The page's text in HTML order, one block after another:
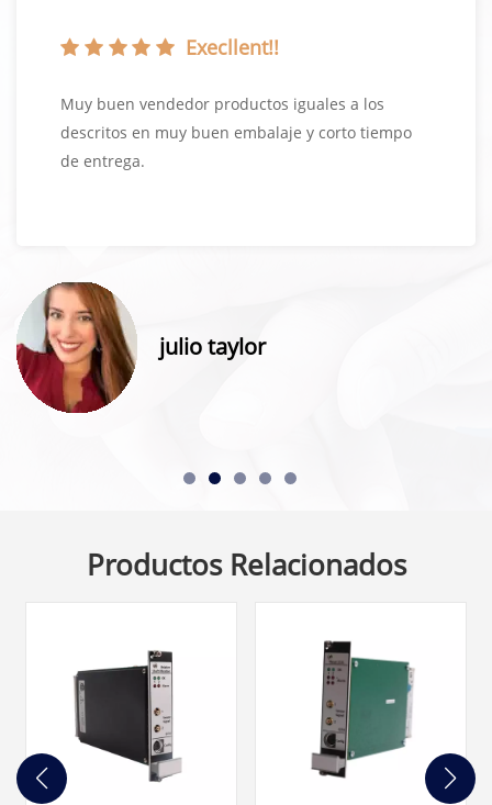
Execllent!!
Muy buen vendedor productos iguales a los
descritos en muy buen embalaje y corto tiempo
de entrega.
julio taylor
Productos Relacionados